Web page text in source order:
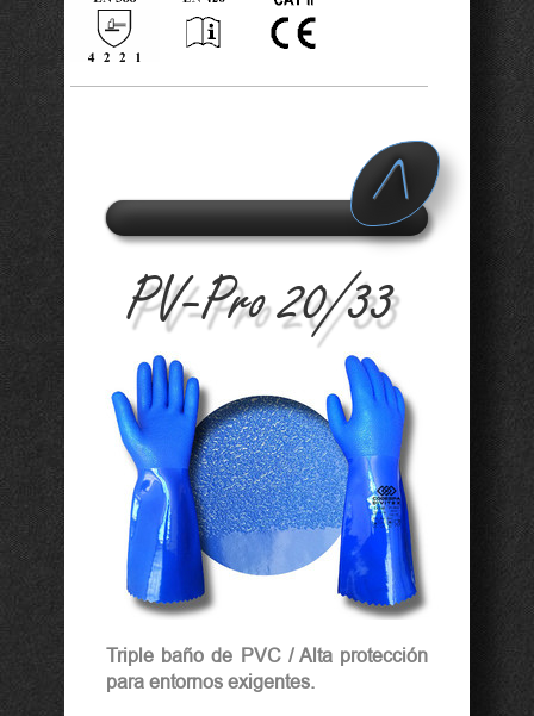
A
d v
a n
c e
PV-Pro 20/33
Triple baño de PVC / Alta protección
para entornos exigentes.